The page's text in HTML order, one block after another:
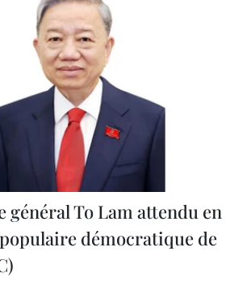
général To Lam attendu en
démocratique de